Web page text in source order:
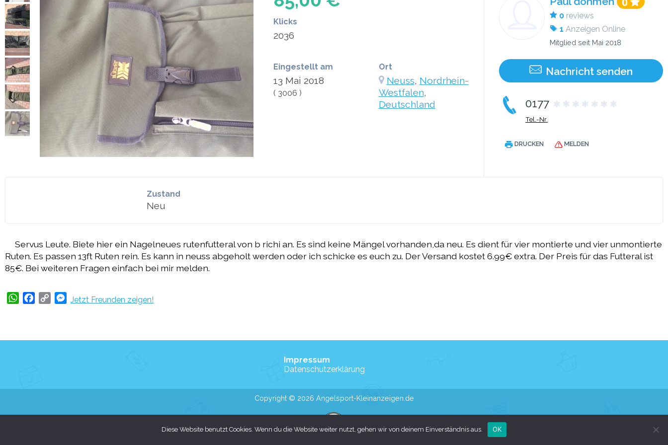
Klicks
2036
Eingestellt am
13 Mai 2018
( 3006 )
Ort
Neuss, Nordrhein-
Westfalen,
Deutschland
0 reviews
1 Anzeigen Online
Mitglied seit Mai 2018
Nachricht senden
0177
Tel.-Nr.
DRUCKEN MELDEN
Zustand
Neu
Servus Leute. Biete hier ein Nagelneues rutenfutteral von b richi an. Es sind keine Mängel vorhanden,da neu. Es dient für vier montierte und vier unmontierte
Ruten. Es passen 13ft Ruten rein. Es kann in neuss abgeholt werden oder ich schicke es euch zu. Der Versand kostet 6.99€ extra. Der Preis für das Futteral ist
85€. Bei weiteren Fragen einfach bei mir melden.
WhatsApp
Facebook
Copy Messenger
Jetzt Freunden zeigen!
Impressum
Datenschutzerklärung
Copyright © 2026 Angelsport-Kleinanzeigen.de
Diese Website benutzt Cookies. Wenn du die Website weiter nutzt, gehen wir von deinem Einverständnis aus. OK